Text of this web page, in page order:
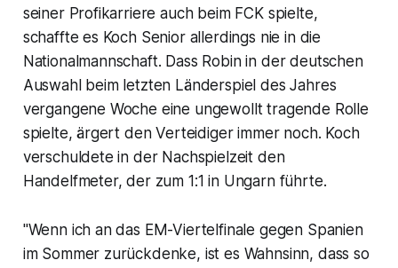
seiner Profikarriere auch beim FCK spielte,
schaffte es Koch Senior allerdings nie in die
Nationalmannschaft. Dass Robin in der deutschen
Auswahl beim letzten Länderspiel des Jahres
vergangene Woche eine ungewollt tragende Rolle
spielte, ärgert den Verteidiger immer noch. Koch
verschuldete in der Nachspielzeit den
Handelfmeter, der zum 1:1 in Ungarn führte.
"Wenn ich an das EM-Viertelfinale gegen Spanien
im Sommer zurückdenke, ist es Wahnsinn, dass so